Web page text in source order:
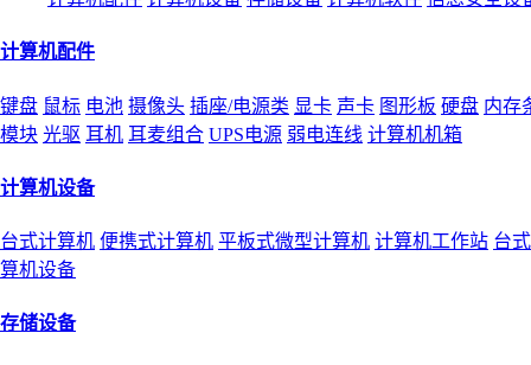
计算机配件
键盘 鼠标 电池 摄像头 插座/电源类 显卡 声卡 图形板 硬盘 内存
模块 光驱 耳机 耳麦组合 UPS电源 弱电连线 计算机机箱
计算机设备
台式计算机 便携式计算机 平板式微型计算机 计算机工作站 台
算机设备
存储设备